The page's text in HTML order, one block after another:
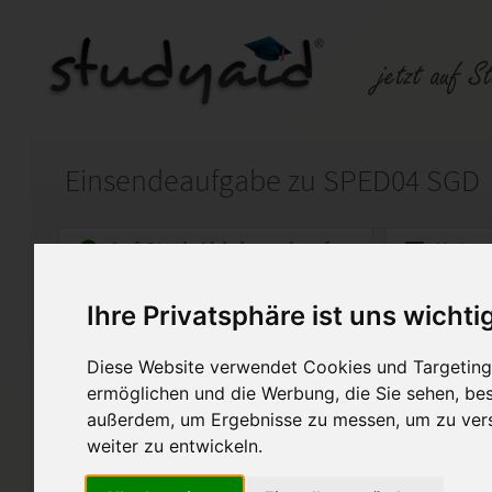
Ihre Privatsphäre ist uns
Diese Website verwendet Cookies und
ermöglichen und die Werbung, die Sie sehen,
außerdem, um Ergebnisse zu messen, um zu
weiter zu entwickeln.
Einsendeaufgabe zu SPED04 SGD
Auf StudyAid.de verkaufen
Startseite Wirtschaft
SPED04 Rechtsgrundlagen
Musterlösung der
SPED04
Rechtsgrundlagen und